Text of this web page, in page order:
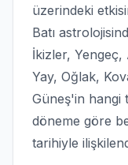
üzerindeki
Batı
İkizler,
Yay, Oğlak,
Güneş'in hangi
döneme göre
tarihiyle